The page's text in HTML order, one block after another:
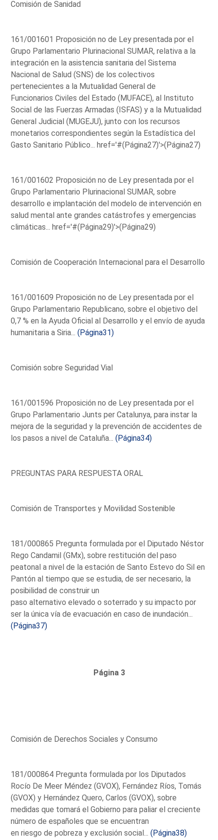
Comisión de Sanidad
161/001601 Proposición no de Ley presentada por el
Grupo Parlamentario Plurinacional SUMAR, relativa a la
integración en la asistencia sanitaria del Sistema
Nacional de Salud (SNS) de los colectivos
pertenecientes a la Mutualidad General de
Funcionarios Civiles del Estado (MUFACE), al Instituto
Social de las Fuerzas Armadas (ISFAS) y a la Mutualidad
General Judicial (MUGEJU), junto con los recursos
monetarios correspondientes según la Estadística del
Gasto Sanitario Público...href='#(Página27)'>(Página27)
161/001602 Proposición no de Ley presentada por el
Grupo Parlamentario Plurinacional SUMAR, sobre
desarrollo e implantación del modelo de intervención en
salud mental ante grandes catástrofes y emergencias
climáticas...href='#(Página29)'>(Página29)
Comisión de Cooperación Internacional para el Desarrollo
161/001609 Proposición no de Ley presentada por el
Grupo Parlamentario Republicano, sobre el objetivo del
0,7 % en la Ayuda Oficial al Desarrollo y el envío de ayuda
humanitaria a Siria...(Página31)
Comisión sobre Seguridad Vial
161/001596 Proposición no de Ley presentada por el
Grupo Parlamentario Junts per Catalunya, para instar la
mejora de la seguridad y la prevención de accidentes de
los pasos a nivel de Cataluña...(Página34)
PREGUNTAS PARA RESPUESTA ORAL
Comisión de Transportes y Movilidad Sostenible
181/000865 Pregunta formulada por el Diputado Néstor
Rego Candamil (GMx), sobre restitución del paso
peatonal a nivel de la estación de Santo Estevo do Sil en
Pantón al tiempo que se estudia, de ser necesario, la
posibilidad de construir un
paso alternativo elevado o soterrado y su impacto por
ser la única vía de evacuación en caso de inundación...
(Página37)
Página 3
Comisión de Derechos Sociales y Consumo
181/000864 Pregunta formulada por los Diputados
Rocío De Meer Méndez (GVOX), Fernández Ríos, Tomás
(GVOX) y Hernández Quero, Carlos (GVOX), sobre
medidas que tomará el Gobierno para paliar el creciente
número de españoles que se encuentran
en riesgo de pobreza y exclusión social...(Página38)